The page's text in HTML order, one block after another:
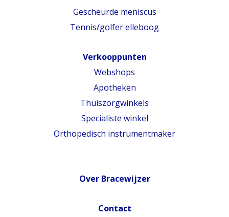
Gescheurde meniscus
Tennis/golfer elleboog
Verkooppunten
Webshops
Apotheken
Thuiszorgwinkels
Specialiste winkel
Orthopedisch instrumentmaker
Over Bracewijzer
Contact